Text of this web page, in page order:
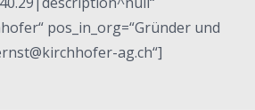
pos_in_org=“Gründer und
ag.ch“]